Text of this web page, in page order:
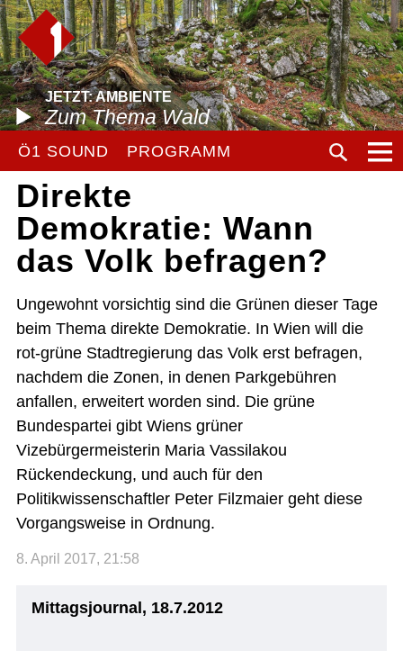
JETZT: AMBIENTE
Zum Thema Wald
Ö1 SOUND PROGRAMM
Direkte
Demokratie: Wann
das Volk befragen?
Ungewohnt vorsichtig sind die Grünen dieser Tage
beim Thema direkte Demokratie. In Wien will die
rot-grüne Stadtregierung das Volk erst befragen,
nachdem die Zonen, in denen Parkgebühren
anfallen, erweitert worden sind. Die grüne
Bundespartei gibt Wiens grüner
Vizebürgermeisterin Maria Vassilakou
Rückendeckung, und auch für den
Politikwissenschaftler Peter Filzmaier geht diese
Vorgangsweise in Ordnung.
8. April 2017, 21:58
Mittagsjournal, 18.7.2012